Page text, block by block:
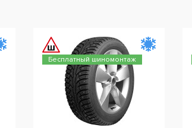
Бесплатный шиномонтаж